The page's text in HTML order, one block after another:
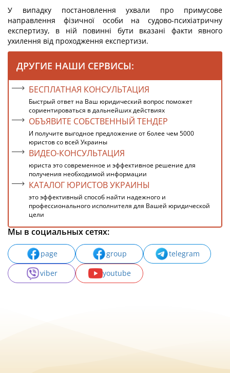
У випадку постановлення ухвали про примусове
направлення фізичної особи на судово-психіатричну
експертизу, в ній повинні бути вказані факти явного
ухилення від проходження експертизи.
ДРУГИЕ НАШИ СЕРВИСЫ:
БЕСПЛАТНАЯ КОНСУЛЬТАЦИЯ
Быстрый ответ на Ваш юридический вопрос поможет
сориентироваться в дальнейших действиях
ОБЪЯВИТЕ СОБСТВЕННЫЙ ТЕНДЕР
И получите выгодное предложение от более чем 5000
юристов со всей Украины
ВИДЕО-КОНСУЛЬТАЦИЯ
юриста это современное и эффективное решение для
получения необходимой информации
КАТАЛОГ ЮРИСТОВ УКРАИНЫ
это эффективный способ найти надежного и
профессионального исполнителя для Вашей юридической
цели
Мы в социальных сетях:
page group
telegram
viber
youtube